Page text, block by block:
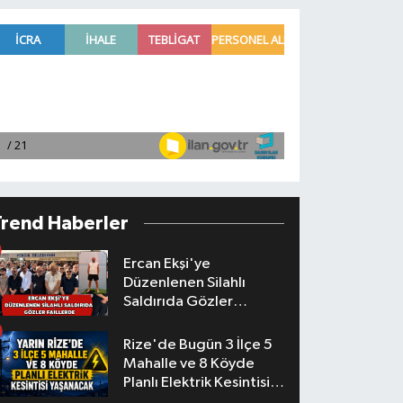
Haberler
Ercan Ekşi'ye
Düzenlenen Silahlı
Saldırıda Gözler
Rize'de Bugün 3 İlçe 5
Mahalle ve 8 Köyde
Planlı Elektrik Kesintisi